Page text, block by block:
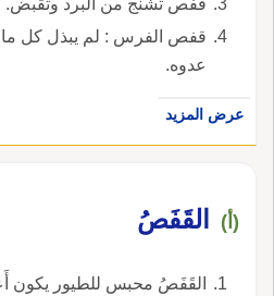
قفص الفرس : لم يبذل كل
عدوه.
عرض المزيد
(أ) القَفَصُ
القَفَصُ محبس للطيور يكون